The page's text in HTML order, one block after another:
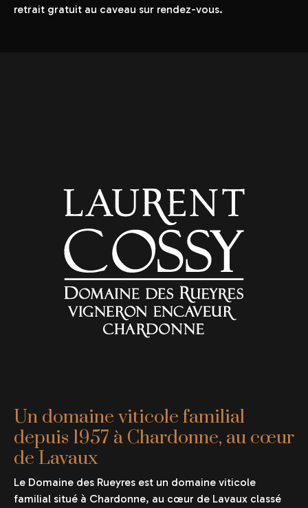
retrait gratuit au caveau sur rendez-vous.
Un domaine viticole familial
depuis 1957 à Chardonne, au cœur
de Lavaux
Le Domaine des Rueyres est un domaine viticole
familial situé à Chardonne, au cœur de Lavaux classé